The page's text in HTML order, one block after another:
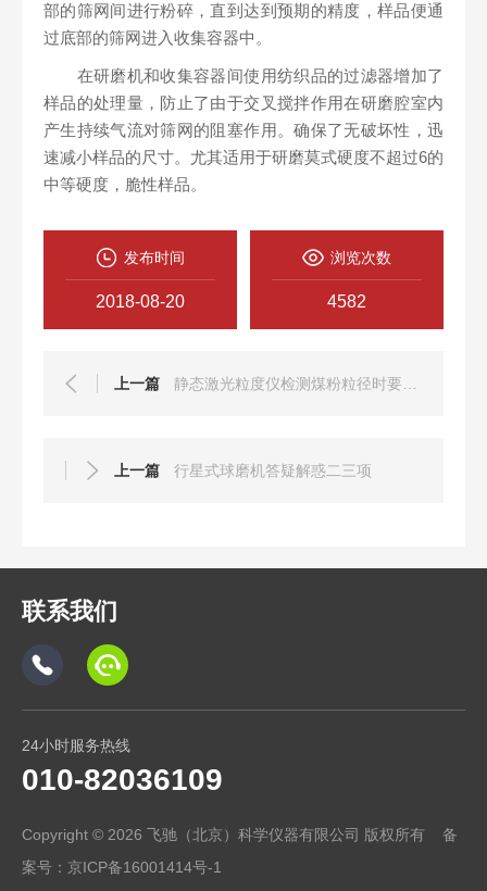
部的筛网间进行粉碎，直到达到预期的精度，样品便通
过底部的筛网进入收集容器中。
在研磨机和收集容器间使用纺织品的过滤器增加了
样品的处理量，防止了由于交叉搅拌作用在研磨腔室内
产生持续气流对筛网的阻塞作用。确保了无破坏性，迅
速减小样品的尺寸。尤其适用于研磨莫式硬度不超过6的
中等硬度，脆性样品。
发布时间
2018-08-20
浏览次数
4582
上一篇
上一篇 行星式球磨机答疑解惑二三项
联系我们
24小时服务热线
010-82036109
Copyright © 2026 飞驰（北京）科学仪器有限公司 版权所有 备
案号： 京ICP备16001414号-1